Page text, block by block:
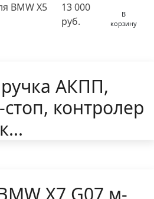
BMW X5
13 000
руб.
В
корзину
АКПП,
контролер
X7 G07 м-